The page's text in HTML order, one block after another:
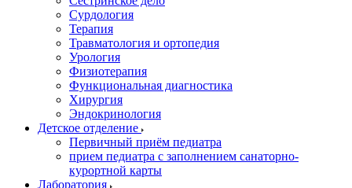
Сурдология
Терапия
Травматология и ортопедия
Урология
Физиотерапия
Функциональная диагностика
Хирургия
Эндокринология
Детское отделение
Первичный приём педиатра
прием педиатра с заполнением санаторно-
курортной карты
Лаборатория